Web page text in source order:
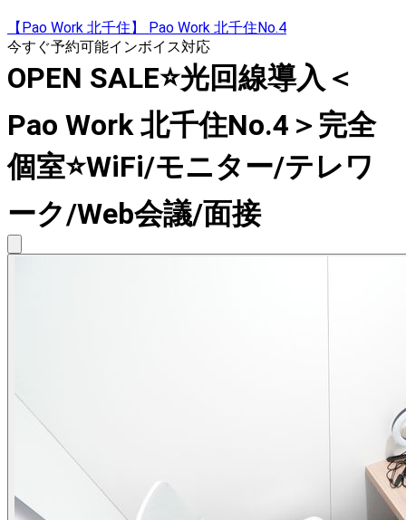
【Pao Work 北千住】 Pao Work 北千住No.4
今すぐ予約可能インボイス対応
OPEN SALE⭐️光回線導入＜
Pao Work 北千住No.4＞完全
個室⭐️WiFi/モニター/テレワ
ーク/Web会議/面接